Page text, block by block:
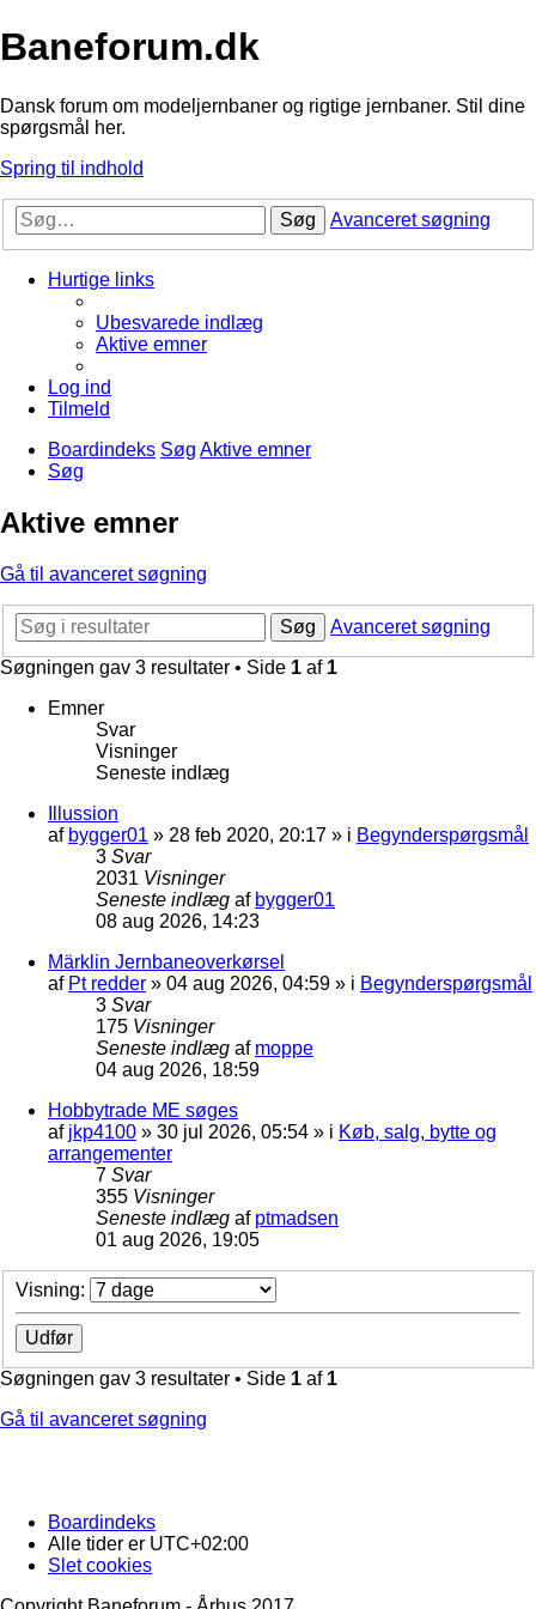
Baneforum.dk
Dansk forum om modeljernbaner og rigtige jernbaner. Stil dine
spørgsmål her.
Spring til indhold
Søg Avanceret søgning
Hurtige links
Ubesvarede indlæg
Aktive emner
Log ind
Tilmeld
Boardindeks Søg Aktive emner
Søg
Aktive emner
Gå til avanceret søgning
Søg
Avanceret søgning
Søgningen gav 3 resultater • Side 1 af 1
Emner
Svar
Visninger
Seneste indlæg
Illussion
af bygger01 » 28 feb 2020, 20:17 » i Begynderspørgsmål
3 Svar
2031 Visninger
Seneste indlæg af bygger01
08 aug 2026, 14:23
Märklin Jernbaneoverkørsel
af Pt redder » 04 aug 2026, 04:59 » i Begynderspørgsmål
3 Svar
175 Visninger
Seneste indlæg af moppe
04 aug 2026, 18:59
Hobbytrade ME søges
af jkp4100 » 30 jul 2026, 05:54 » i Køb, salg, bytte og
arrangementer
7 Svar
355 Visninger
Seneste indlæg af ptmadsen
01 aug 2026, 19:05
Visning:
Søgningen gav 3 resultater • Side 1 af 1
Gå til avanceret søgning
Boardindeks
Alle tider er UTC+02:00
Slet cookies